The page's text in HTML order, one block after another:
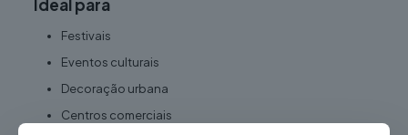
Ideal para
Festivais
Eventos culturais
Decoração urbana
Centros comerciais